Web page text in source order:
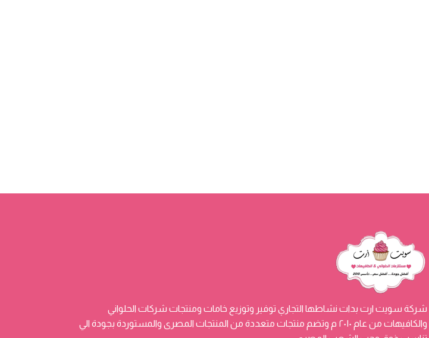
شركة سويت ارت بدات نشاطها التجاري توفير وتوزيع خامات ومنتجات شركات الحلواني
والكافيهات من عام ٢٠١٠ م وتضم منتجات متعددة من المنتجات المصرى والمستوردة بجودة الي